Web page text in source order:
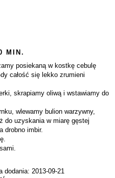
MIN.
posiekaną w kostkę cebulę
całość się lekko zrumieni
skrapiamy oliwą i wstawiamy do
wlewamy bulion warzywny,
do uzyskania w miarę gęstej
drobno imbir.
dodania: 2013-09-21